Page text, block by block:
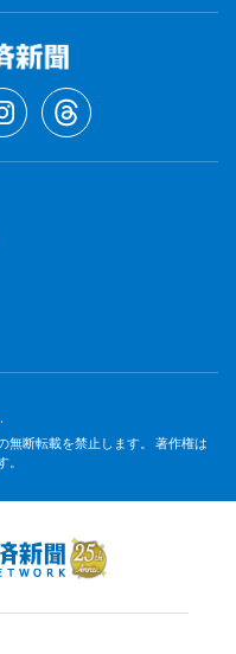
無断転載を禁止します。 著作権は